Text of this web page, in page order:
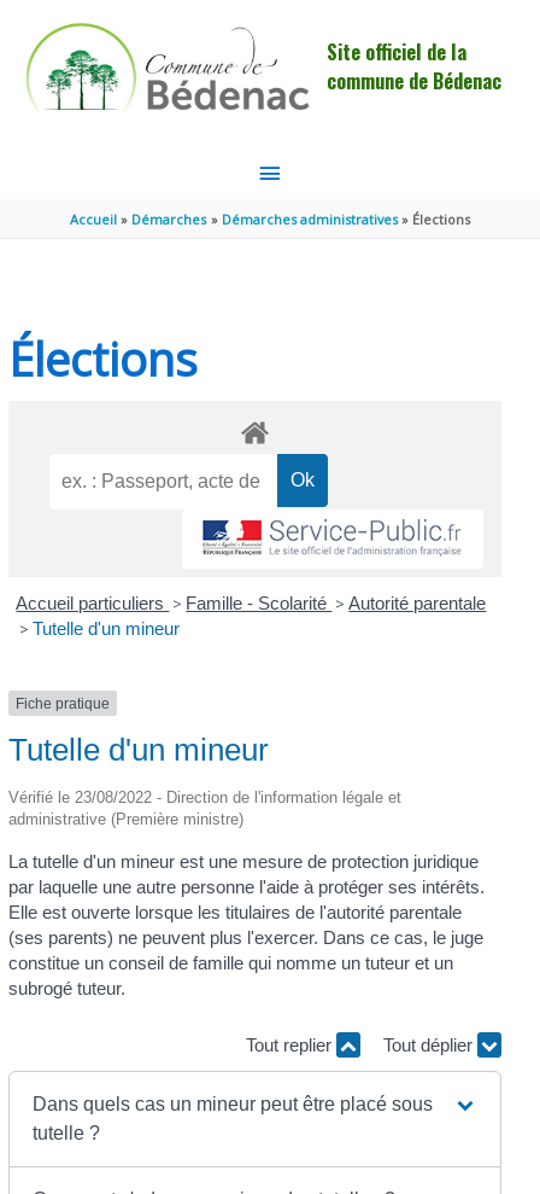
Site officiel de la
commune de Bédenac
MENU
PRINCIPAL
Accueil Démarches Démarches administratives Élections
Élections
Accueil particuliers > Famille - Scolarité > Autorité parentale
> Tutelle d'un mineur
Fiche pratique
Tutelle d'un mineur
Vérifié le 23/08/2022 - Direction de l'information légale et
administrative (Première ministre)
La tutelle d'un mineur est une mesure de protection juridique
par laquelle une autre personne l'aide à protéger ses intérêts.
Elle est ouverte lorsque les titulaires de l'autorité parentale
(ses parents) ne peuvent plus l'exercer. Dans ce cas, le juge
constitue un conseil de famille qui nomme un tuteur et un
subrogé tuteur.
Tout replier Tout déplier
Dans quels cas un mineur peut être placé sous
tutelle ?